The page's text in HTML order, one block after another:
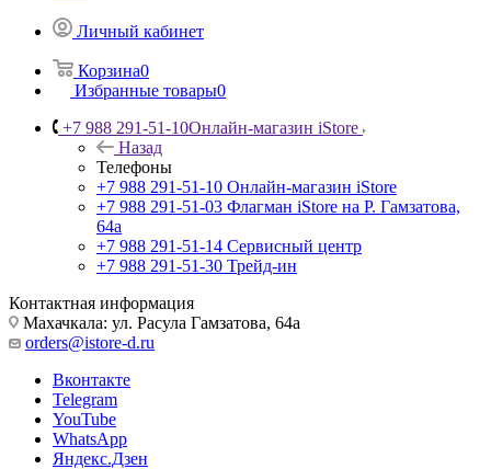
Личный кабинет
Корзина0
Избранные товары0
+7 988 291-51-10Онлайн-магазин iStore
Назад
Телефоны
+7 988 291-51-10 Онлайн-магазин iStore
+7 988 291-51-03 Флагман iStore на Р. Гамзатова,
64а
+7 988 291-51-14 Сервисный центр
+7 988 291-51-30 Трейд-ин
Контактная информация
Махачкала: ул. Расула Гамзатова, 64а
orders@istore-d.ru
Вконтакте
Telegram
YouTube
WhatsApp
Яндекс.Дзен